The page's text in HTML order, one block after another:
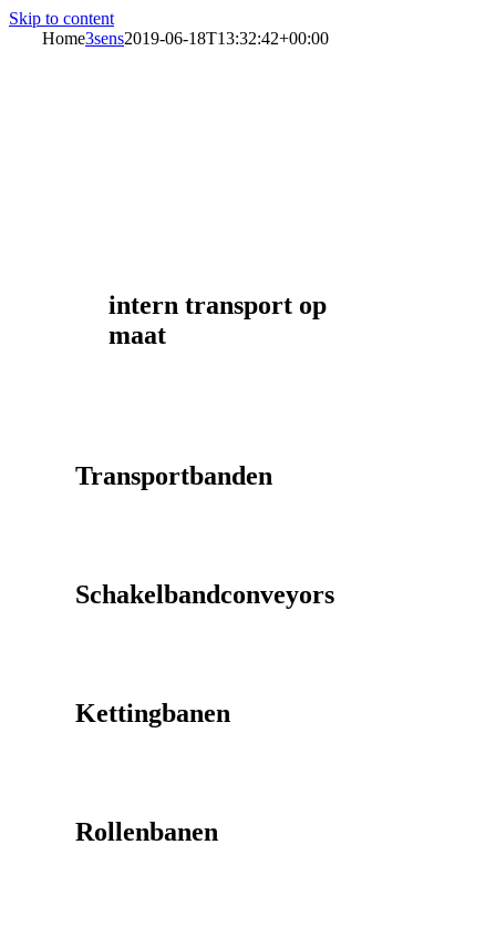
Skip to content
Home3sens2019-06-18T13:32:42+00:00
intern transport op
maat
Transportbanden
Schakelbandconveyors
Kettingbanen
Rollenbanen